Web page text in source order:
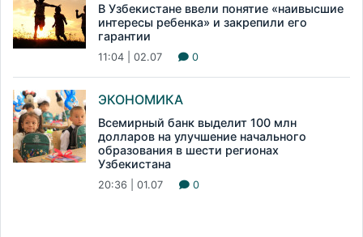
В Узбекистане ввели понятие «наивысшие
интересы ребенка» и закрепили его
гарантии
11:04 | 02.07 0
ЭКОНОМИКА
Всемирный банк выделит 100 млн
долларов на улучшение начального
образования в шести регионах
Узбекистана
20:36 | 01.07 0